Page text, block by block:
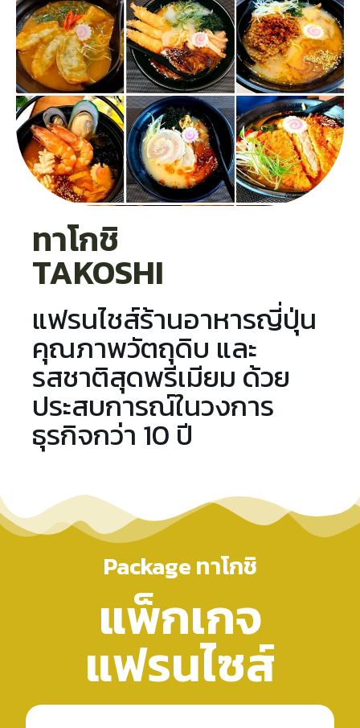
ทาโกชิ
TAKOSHI
แฟรนไชส์ร้านอาหารญี่ปุ่น
คุณภาพวัตถุดิบ และ
รสชาติสุดพรีเมียม ด้วย
ประสบการณ์ในวงการ
ธุรกิจกว่า 10 ปี
Package ทาโกชิ
แพ็กเกจ
แฟรนไซส์